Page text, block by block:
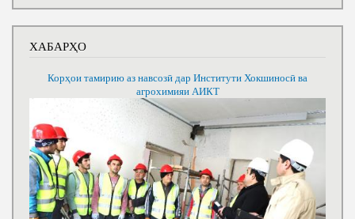
ХАБАРҲО
Корҳои тамирию аз навсозӣ дар Институти Хокшиносӣ ва
агрохимияи АИКТ